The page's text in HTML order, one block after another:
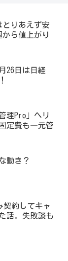
とりあえず安
ら値上がり
26日は日経
理Pro」へリ
定費も一元管
動き？
契約してキャ
話。失敗談も